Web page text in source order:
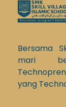
Bersama
mari
yang